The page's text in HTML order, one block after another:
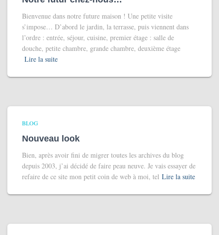
Bienvenue dans notre future maison ! Une petite visite
s’impose… D’abord le jardin, la terrasse, puis viennent dans
l’ordre : entrée, séjour, cuisine, premier étage : salle de
douche, petite chambre, grande chambre, deuxième étage
Lire la suite
BLOG
Nouveau look
Bien, après avoir fini de migrer toutes les archives du blog
depuis 2003, j’ai décidé de faire peau neuve. Je vais essayer de
refaire de ce site mon petit coin de web à moi, tel Lire la suite